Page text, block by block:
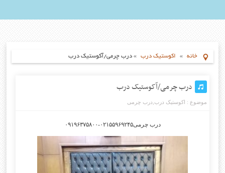
خانه » اکوستیک درب »درب چرمی/آکوستیک درب
درب چرمی/آکوستیک درب
موضوع : اکوستیک درب درب چرمی
درب چرمی۰۲۱۵۵۹۶۹۲۴۵-۰۹۱۹۶۳۷۵۸۰۰